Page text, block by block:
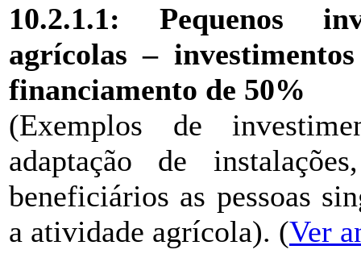
10.2.1.1: Pequenos
agrícolas –
financiamento de 50%
(Exemplos de
adaptação de
beneficiários as pessoas
a atividade agrícola). (Ver